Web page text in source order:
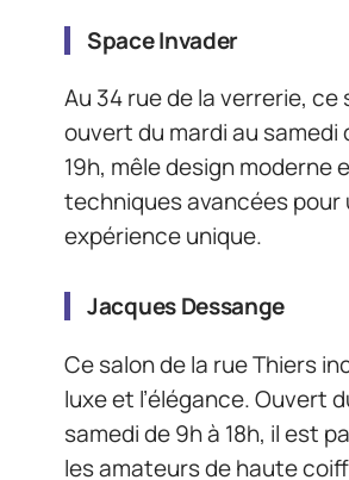
Space Invader
Au 34 rue de la verrerie, ce
ouvert du mardi au samedi
19h, mêle design moderne
techniques avancées pour
expérience unique.
Jacques Dessange
Ce salon de la rue Thiers
luxe et l’élégance. Ouvert
samedi de 9h à 18h, il est
les amateurs de haute